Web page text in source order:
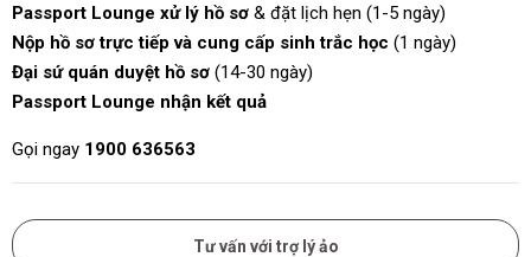
Passport Lounge xử lý hồ sơ & đặt lịch hẹn (1-5 ngày)
Nộp hồ sơ trực tiếp và cung cấp sinh trắc học (1 ngày)
Đại sứ quán duyệt hồ sơ (14-30 ngày)
Passport Lounge nhận kết quả
Gọi ngay 1900 636563
Tư vấn với trợ lý ảo